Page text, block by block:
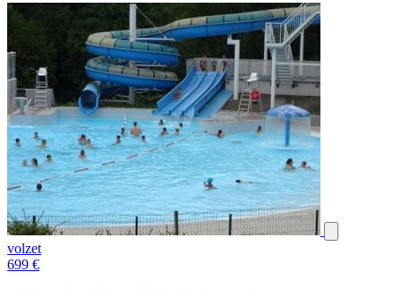
volzet
699 €